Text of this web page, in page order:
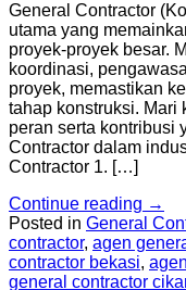
General Contractor
utama yang
proyek-proyek besar.
koordinasi,
proyek, memastikan
tahap konstruksi. Mari
peran serta kontribusi
Contractor dalam
Contractor 1. […]
Continue reading →
Posted in General
contractor, agen
contractor bekasi,
general contractor